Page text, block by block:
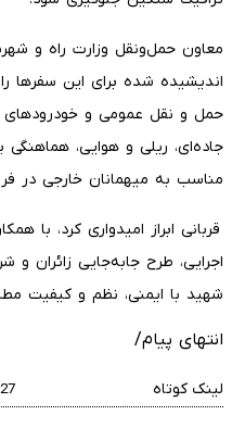
معاون حمل‌ونقل وزارت راه و
اندیشیده شده برای این سفرها
حمل و نقل عمومی و خودرودهای
جاده‌ای، ریلی و هوایی،
مناسب به میهمانان خارجی در
قربانی ابراز امیدواری کرد، با
اجرایی، طرح جابه‌جایی زائران
شهید با ایمنی، نظم و کیفیت
انتهای پیام/
لینک کوتاه